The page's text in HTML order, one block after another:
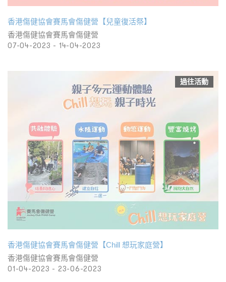
香港傷健協會賽馬會傷健營【兒童復活祭】
香港傷健協會賽馬會傷健營
07-04-2023 - 14-04-2023
過往活動
香港傷健協會賽馬會傷健營【Chill 想玩家庭營】
香港傷健協會賽馬會傷健營
01-04-2023 - 23-06-2023